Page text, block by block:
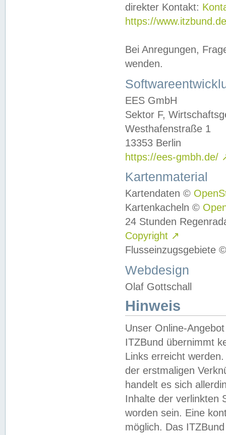
direkter Kontakt:
https://
Bei Anregungen,
wenden.
EES GmbH
Sektor F,
Westhafenstraße 1
13353 Berlin
https://ees-gmbh.de/
Kartenmaterial
Kartendaten ©
Kartenkacheln ©
24 Stunden
Copyright ↗
Flusseinzugsgebiete
Webdesign
Olaf Gottschall
Hinweis
Unser Online-
ITZBund übernimmt
Links erreicht
der erstmaligen
handelt es sich
Inhalte der verlinkten
worden sein. Eine
möglich. Das